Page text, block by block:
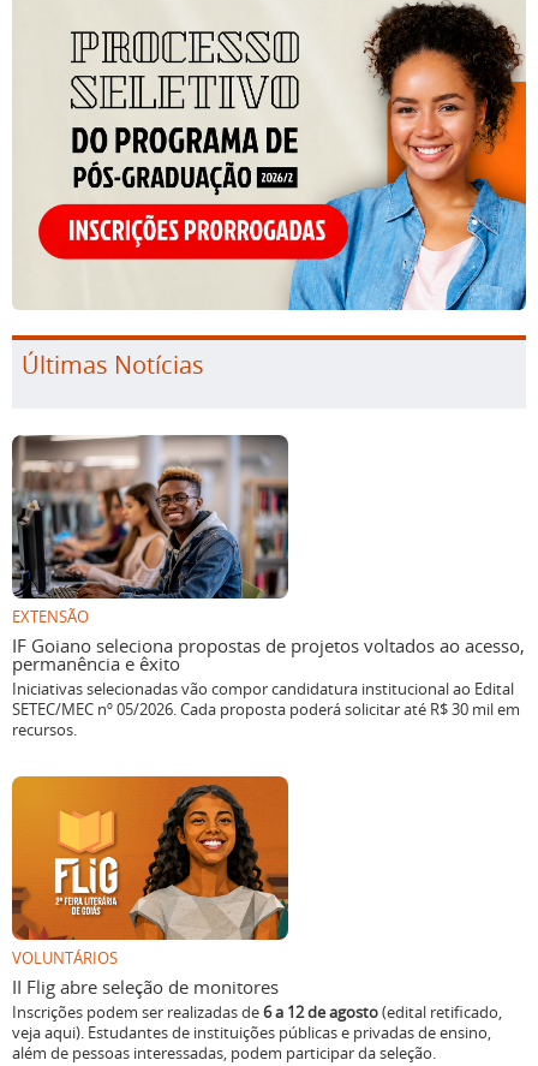
Últimas Notícias
EXTENSÃO
IF Goiano seleciona propostas de projetos voltados ao acesso,
permanência e êxito
Iniciativas selecionadas vão compor candidatura institucional ao Edital
SETEC/MEC nº 05/2026. Cada proposta poderá solicitar até R$ 30 mil em
recursos.
VOLUNTÁRIOS
II Flig abre seleção de monitores
Inscrições podem ser realizadas de6 a 12 de agosto(edital retificado,
veja aqui). Estudantes de instituições públicas e privadas de ensino,
além de pessoas interessadas, podem participar da seleção.